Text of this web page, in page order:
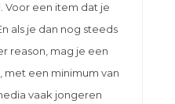
Voor een item dat je
als je dan nog steeds
reason, mag je een
met een minimum van
vaak jongeren